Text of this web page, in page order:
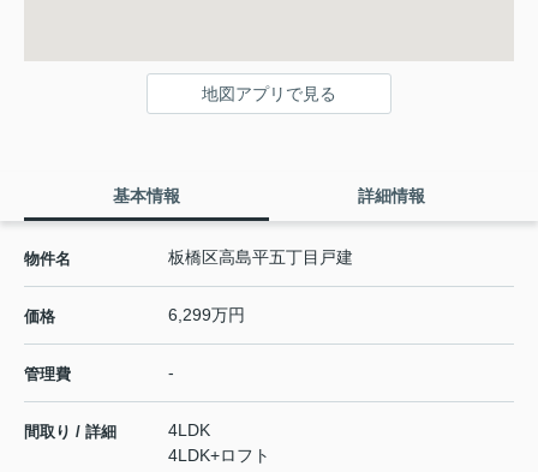
地図アプリで見る
基本情報 詳細情報
物件名 板橋区高島平五丁目戸建
価格 6,299万円
管理費 -
間取り / 詳細
4LDK
4LDK+ロフト